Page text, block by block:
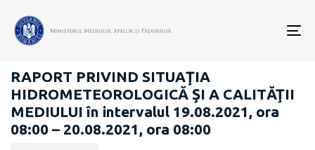
RAPOARTE ZILNICE STAREA MEDIULUI
RAPORT PRIVIND SITUAŢIA
HIDROMETEOROLOGICĂ ŞI A CALITĂŢII
MEDIULUI în intervalul 19.08.2021, ora
08:00 – 20.08.2021, ora 08:00
publicării: